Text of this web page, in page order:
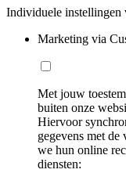
Individuele instellingen
Marketing via
Met jouw
buiten onze
Hiervoor
gegevens met de
we hun online
diensten: